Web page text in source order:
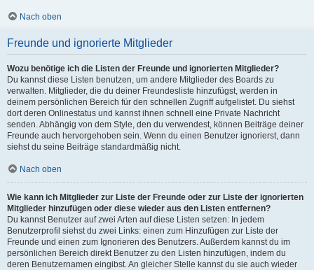
Nach oben
Freunde und ignorierte Mitglieder
Wozu benötige ich die Listen der Freunde und ignorierten Mitglieder?
Du kannst diese Listen benutzen, um andere Mitglieder des Boards zu
verwalten. Mitglieder, die du deiner Freundesliste hinzufügst, werden in
deinem persönlichen Bereich für den schnellen Zugriff aufgelistet. Du siehst
dort deren Onlinestatus und kannst ihnen schnell eine Private Nachricht
senden. Abhängig von dem Style, den du verwendest, können Beiträge deiner
Freunde auch hervorgehoben sein. Wenn du einen Benutzer ignorierst, dann
siehst du seine Beiträge standardmäßig nicht.
Nach oben
Wie kann ich Mitglieder zur Liste der Freunde oder zur Liste der ignorierten
Mitglieder hinzufügen oder diese wieder aus den Listen entfernen?
Du kannst Benutzer auf zwei Arten auf diese Listen setzen: In jedem
Benutzerprofil siehst du zwei Links: einen zum Hinzufügen zur Liste der
Freunde und einen zum Ignorieren des Benutzers. Außerdem kannst du im
persönlichen Bereich direkt Benutzer zu den Listen hinzufügen, indem du
deren Benutzernamen eingibst. An gleicher Stelle kannst du sie auch wieder